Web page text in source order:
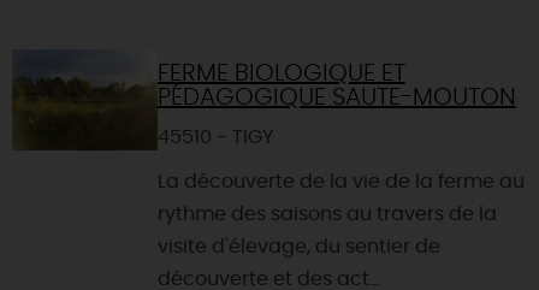
FERME BIOLOGIQUE ET
PÉDAGOGIQUE SAUTE-MOUTON
45510 - TIGY
La découverte de la vie de la ferme au
rythme des saisons au travers de la
visite d'élevage, du sentier de
découverte et des act...